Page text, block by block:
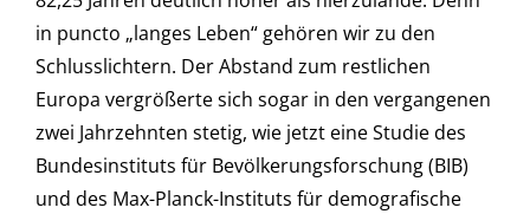
in puncto „langes Leben“ gehören wir zu den
Schlusslichtern. Der Abstand zum restlichen
Europa vergrößerte sich sogar in den vergangenen
zwei Jahrzehnten stetig, wie jetzt eine Studie des
Bundesinstituts für Bevölkerungsforschung (BIB)
und des Max-Planck-Instituts für demografische